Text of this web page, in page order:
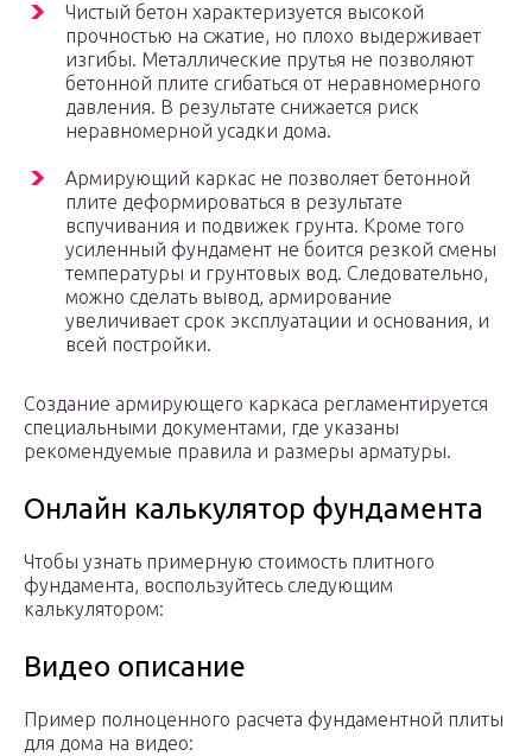
Чистый бетон характеризуется высокой
прочностью на сжатие, но плохо выдерживает
изгибы. Металлические прутья не позволяют
бетонной плите сгибаться от неравномерного
давления. В результате снижается риск
неравномерной усадки дома.
Армирующий каркас не позволяет бетонной
плите деформироваться в результате
вспучивания и подвижек грунта. Кроме того
усиленный фундамент не боится резкой смены
температуры и грунтовых вод. Следовательно,
можно сделать вывод, армирование
увеличивает срок эксплуатации и основания, и
всей постройки.
Создание армирующего каркаса регламентируется
специальными документами, где указаны
рекомендуемые правила и размеры арматуры.
Онлайн калькулятор фундамента
Чтобы узнать примерную стоимость плитного
фундамента, воспользуйтесь следующим
калькулятором:
Видео описание
Пример полноценного расчета фундаментной плиты
для дома на видео: